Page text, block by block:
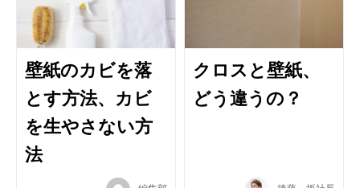
壁紙のカビを落
とす方法、カビ
を生やさない方
法
クロスと壁紙、
どう違うの？